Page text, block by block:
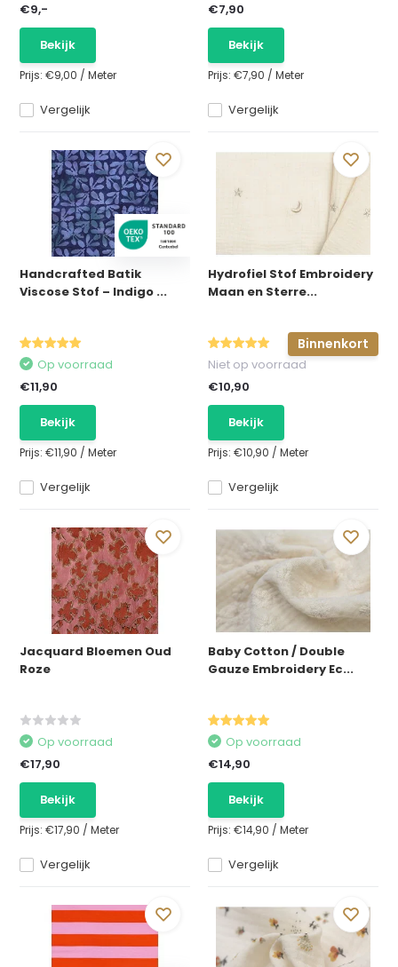
Vergelijk
€9,-
Bekijk
Prijs:€9,00 /Meter
Vergelijk
€7,90
Bekijk
Prijs: €7,90 / Meter
Handcrafted Batik
Viscose Stof – Indigo ...
Vergelijk
Op voorraad
€11,90
Bekijk
Prijs:€11,90 /Meter
Hydrofiel Stof Embroidery
Maan en Sterre...
Binnenkort
Vergelijk
Niet op voorraad
€10,90
Bekijk
Prijs: €10,90 / Meter
Jacquard Bloemen Oud
Roze
Vergelijk
Op voorraad
€17,90
Bekijk
Prijs:€17,90 /Meter
Baby Cotton / Double
Gauze Embroidery Ec...
Vergelijk
Op voorraad
€14,90
Bekijk
Prijs: €14,90 / Meter